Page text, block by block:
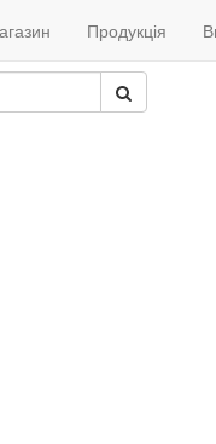
Продукція